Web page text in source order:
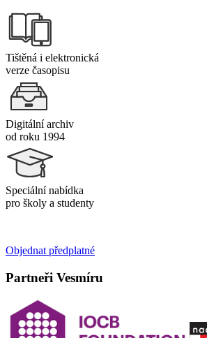
Tištěná i elektronická
verze časopisu
Digitální archiv
od roku 1994
Speciální nabídka
pro školy a studenty
Objednat předplatné
Partneři Vesmíru